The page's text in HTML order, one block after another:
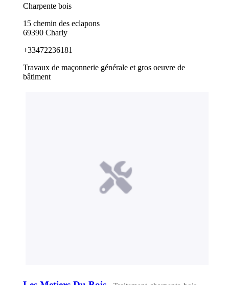
Charpente bois
15 chemin des eclapons
69390 Charly
+33472236181
Travaux de maçonnerie générale et gros oeuvre de
bâtiment